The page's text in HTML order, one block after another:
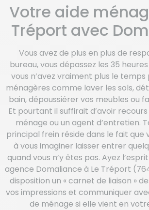
Votre aide
Tréport avec
Vous avez de plus en plus de
bureau, vous dépassez les 35
vous n’avez vraiment plus le
ménagères comme laver les sols,
bain, dépoussiérer vos meubles ou
Et pourtant il suffirait d’avoir
ménage ou un agent d’entretien.
principal frein réside dans le fait que
à vous imaginer laisser entrer
quand vous n’y êtes pas. Ayez
agence Domaliance à Le Tréport
disposition un « carnet de liaison »
vos impressions et communiquer
de ménage si elle vient en